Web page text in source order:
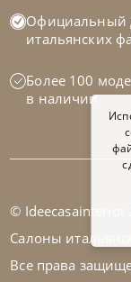
Cattelan Italia
Стол
Официальный
итальянских
Более 100
в наличии
© Ideecasainterior
Салоны
Все права